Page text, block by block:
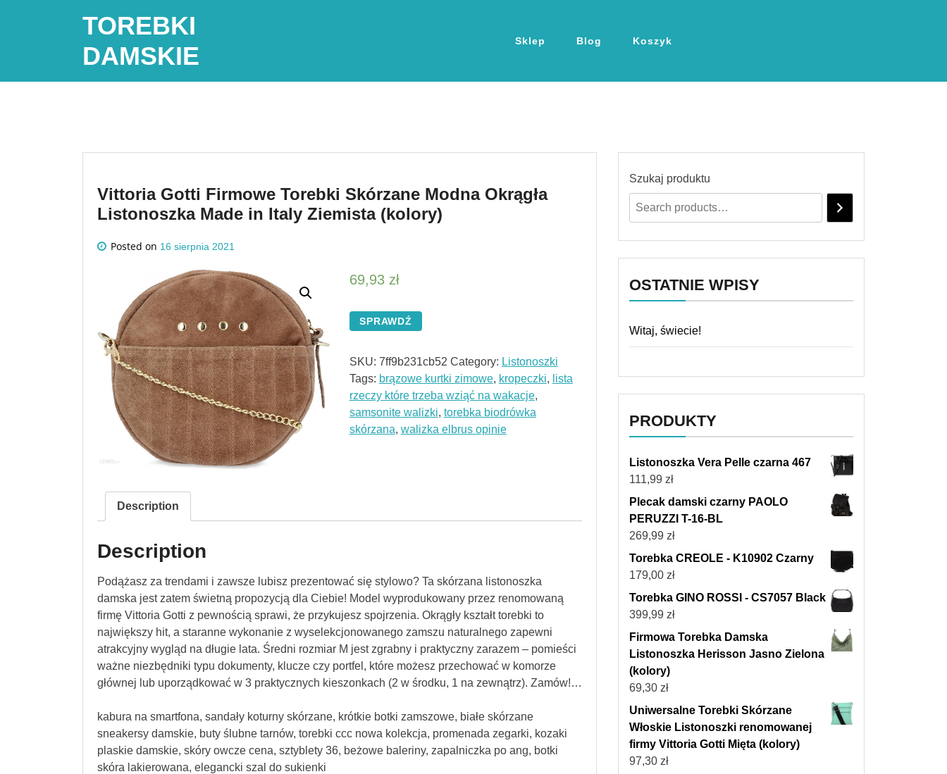
TOREBKI
DAMSKIE
Sklep Blog Koszyk
Vittoria Gotti Firmowe Torebki Skórzane Modna Okrągła
Listonoszka Made in Italy Ziemista (kolory)
Posted on 16 sierpnia 2021
69,93 zł
SPRAWDŹ
SKU: 7ff9b231cb52 Category: Listonoszki
Tags: brązowe kurtki zimowe, kropeczki, lista
rzeczy które trzeba wziąć na wakacje,
samsonite walizki, torebka biodrówka
skórzana, walizka elbrus opinie
Description
Description
Podążasz za trendami i zawsze lubisz prezentować się stylowo? Ta skórzana listonoszka
damska jest zatem świetną propozycją dla Ciebie! Model wyprodukowany przez renomowaną
firmę Vittoria Gotti z pewnością sprawi, że przykujesz spojrzenia. Okrągły kształt torebki to
największy hit, a staranne wykonanie z wyselekcjonowanego zamszu naturalnego zapewni
atrakcyjny wygląd na długie lata. Średni rozmiar M jest zgrabny i praktyczny zarazem – pomieści
ważne niezbędniki typu dokumenty, klucze czy portfel, które możesz przechować w komorze
głównej lub uporządkować w 3 praktycznych kieszonkach (2 w środku, 1 na zewnątrz). Zamów!…
kabura na smartfona, sandały koturny skórzane, krótkie botki zamszowe, białe skórzane
sneakersy damskie, buty ślubne tarnów, torebki ccc nowa kolekcja, promenada zegarki, kozaki
plaskie damskie, skóry owcze cena, sztyblety 36, beżowe baleriny, zapalniczka po ang, botki
skóra lakierowana, elegancki szal do sukienki
Szukaj produktu
OSTATNIE WPISY
Witaj, świecie!
PRODUKTY
Listonoszka Vera Pelle czarna 467
111,99 zł
Plecak damski czarny PAOLO
PERUZZI T-16-BL
269,99 zł
Torebka CREOLE - K10902 Czarny
179,00 zł
Torebka GINO ROSSI - CS7057 Black
399,99 zł
Firmowa Torebka Damska
Listonoszka Herisson Jasno Zielona
(kolory)
69,30 zł
Uniwersalne Torebki Skórzane
Włoskie Listonoszki renomowanej
firmy Vittoria Gotti Mięta (kolory)
97,30 zł